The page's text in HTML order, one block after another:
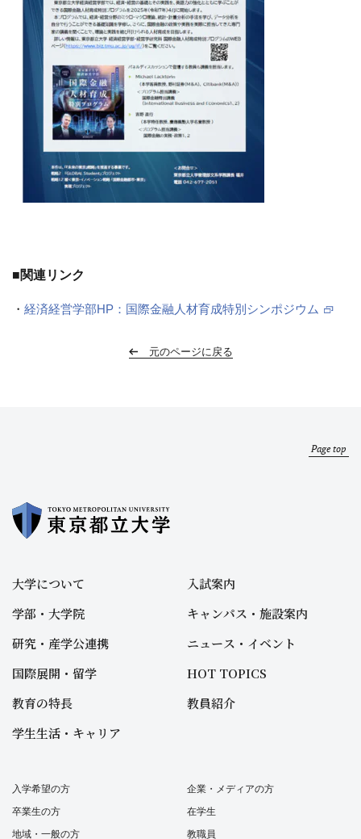
■関連リンク
・ 経済経営学部HP：国際金融人材育成特別シンポジウム
元のページに戻る
Page top
大学について
学部・大学院
研究・産学公連携
国際展開・留学
教育の特長
学生生活・キャリア
入試案内
キャンパス・施設案内
ニュース・イベント
HOT TOPICS
教員紹介
入学希望の方
卒業生の方
地域・一般の方
企業・メディアの方
在学生
教職員